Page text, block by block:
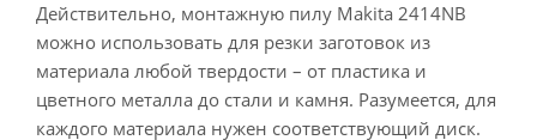
Действительно, монтажную пилу Makita 2414NB
можно использовать для резки заготовок из
материала любой твердости – от пластика и
цветного металла до стали и камня. Разумеется, для
каждого материала нужен соответствующий диск.